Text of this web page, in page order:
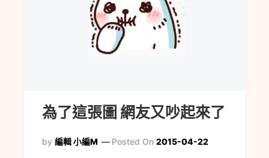
為了這張圖 網友又吵起來了
by 編輯 小編M Posted On 2015-04-22